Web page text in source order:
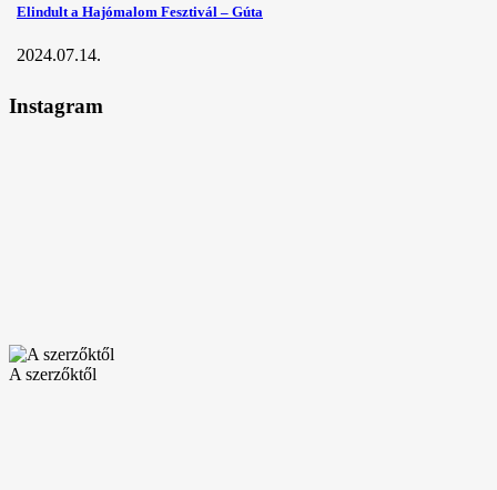
Elindult a Hajómalom Fesztivál – Gúta
2024.07.14.
Instagram
A szerzőktől